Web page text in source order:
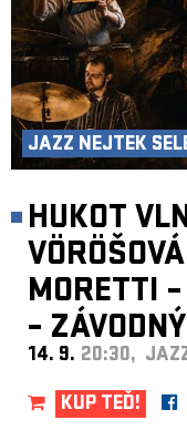
JAZZ NEJTEK
HUKOT
MORETTI
–
14. 9. 20:30,
KUP TEĎ!